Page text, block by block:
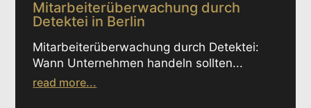
Mitarbeiterüberwachung durch
Detektei in Berlin
Mitarbeiterüberwachung durch Detektei:
Wann Unternehmen handeln sollten...
read more...